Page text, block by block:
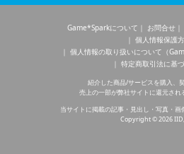
Game*Sparkについて お問合せ
個人情報保護
個人情報の取り扱いについて（
特定商取引法に基
紹介した商品/サービスを購入、
売上の一部が弊社サイトに還元され
当サイトに掲載の記事・見出し・写真・画
Copyright © 2026